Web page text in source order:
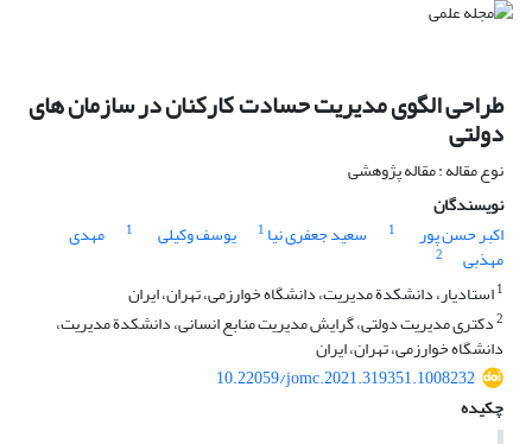
طراحی الگوی مدیریت حسادت کارکنان در سازمان ‏های
دولتی
نوع مقاله : مقاله پژوهشی
نویسندگان
اکبر حسن پور
1 سعید جعفری نیا 1 یوسف وکیلی 1 مهدی
مهذبی
2
1استادیار، دانشکدة مدیریت، دانشگاه خوارزمی، تهران، ایران
2دکتری مدیریت دولتی، گرایش مدیریت منابع انسانی، دانشکدة مدیریت،
دانشگاه خوارزمی، تهران، ایران
10.22059/jomc.2021.319351.1008232
چکیده